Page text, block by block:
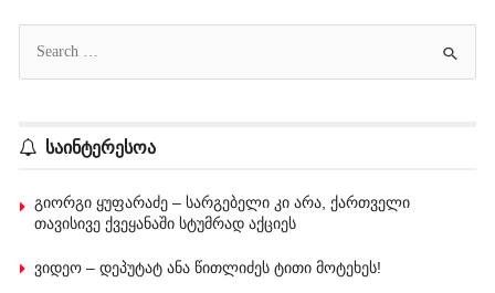
საინტერესოა
გიორგი ყუფარაძე – სარგებელი კი არა, ქართველი
თავისივე ქვეყანაში სტუმრად აქციეს
ვიდეო – დეპუტატ ანა წითლიძეს ტითი მოტეხეს!